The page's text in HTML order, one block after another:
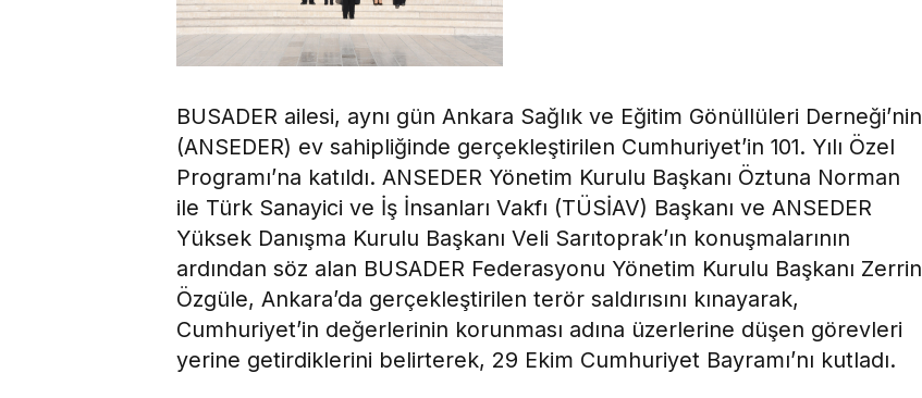
BUSADER ailesi, aynı gün Ankara Sağlık ve Eğitim Gönüllüleri Derneği’nin
(ANSEDER) ev sahipliğinde gerçekleştirilen Cumhuriyet’in 101. Yılı Özel
Programı’na katıldı. ANSEDER Yönetim Kurulu Başkanı Öztuna Norman
ile Türk Sanayici ve İş İnsanları Vakfı (TÜSİAV) Başkanı ve ANSEDER
Yüksek Danışma Kurulu Başkanı Veli Sarıtoprak’ın konuşmalarının
ardından söz alan BUSADER Federasyonu Yönetim Kurulu Başkanı Zerrin
Özgüle, Ankara’da gerçekleştirilen terör saldırısını kınayarak,
Cumhuriyet’in değerlerinin korunması adına üzerlerine düşen görevleri
yerine getirdiklerini belirterek, 29 Ekim Cumhuriyet Bayramı’nı kutladı.